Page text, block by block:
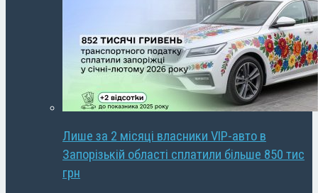
Лише за 2 місяці власники VIP-авто в
Запорізькій області сплатили більше 850 тис
грн